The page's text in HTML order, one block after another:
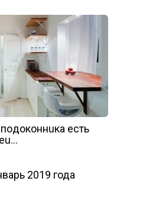
ecть
2019 года